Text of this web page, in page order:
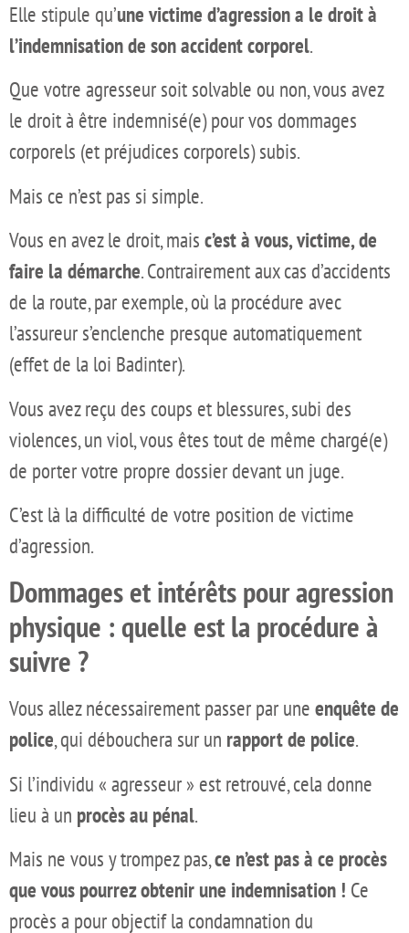
Elle stipule qu’une victime d’agression a le droit à
l’indemnisation de son accident corporel.
Que votre agresseur soit solvable ou non, vous avez
le droit à être indemnisé(e) pour vos dommages
corporels (et préjudices corporels) subis.
Mais ce n’est pas si simple.
Vous en avez le droit, mais c’està vous, victime, de
faire la démarche. Contrairement aux cas d’accidents
de la route, par exemple, où la procédure avec
l’assureur s’enclenche presque automatiquement
(effet de la loi Badinter).
Vous avez reçu des coups et blessures, subi des
violences, un viol, vous êtes tout de même chargé(e)
de porter votre propre dossier devant un juge.
C’est là la difficulté de votre position de victime
d’agression.
Dommages et intérêts pour agression
physique : quelle est la procédure à
suivre ?
Vous allez nécessairement passer par une enquête de
police, qui débouchera sur un rapport de police.
Si l’individu « agresseur » est retrouvé, cela donne
lieu à un procès au pénal.
Mais ne vous y trompez pas,ce n’est pas à ce procès
que vous pourrez obtenir une indemnisation ! Ce
procès a pour objectif la condamnation du